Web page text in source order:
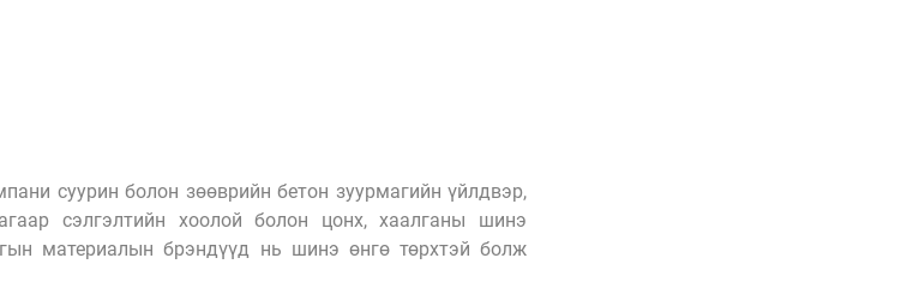
суурин болон зөөврийн бетон зуурмагийн үйлдвэр,
сэлгэлтийн хоолой болон цонх, хаалганы шинэ
материалын брэндүүд нь шинэ өнгө төрхтэй болж